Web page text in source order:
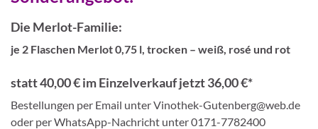
Die Merlot-Familie:
je 2 Flaschen Merlot 0,75 l, trocken – weiß, rosé und rot
statt 40,00 € im Einzelverkauf jetzt 36,00 €*
Bestellungen per Email unter Vinothek-Gutenberg@web.de
oder per WhatsApp-Nachricht unter 0171-7782400